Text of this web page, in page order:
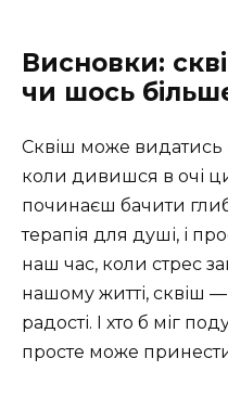
Висновки:
чи шось
Сквіш може видатись
коли дивишся в очі
починаєш бачити
терапія для душі, і
наш час, коли стрес
нашому житті, сквіш —
радості. І хто б міг
просте може